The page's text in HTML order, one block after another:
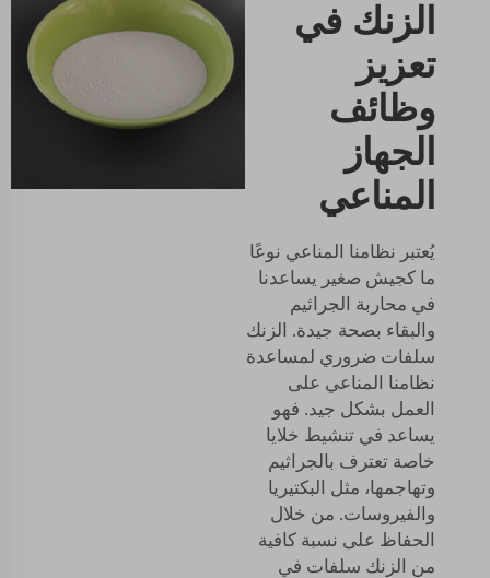
الزنك في
تعزيز
وظائف
الجهاز
المناعي
يُعتبر نظامنا المناعي نوعًا
ما كجيش صغير يساعدنا
في محاربة الجراثيم
والبقاء بصحة جيدة. الزنك
سلفات ضروري لمساعدة
نظامنا المناعي على
العمل بشكل جيد. فهو
يساعد في تنشيط خلايا
خاصة تعترف بالجراثيم
وتهاجمها، مثل البكتيريا
والفيروسات. من خلال
الحفاظ على نسبة كافية
من الزنك سلفات في